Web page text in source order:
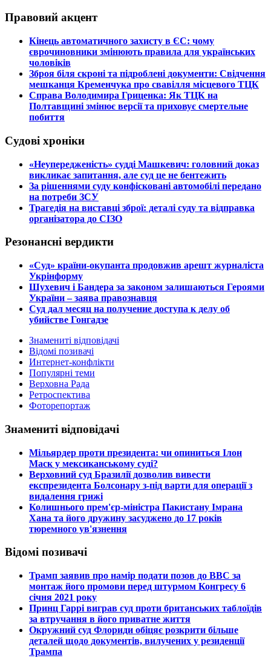
Правовий акцент
​Кінець автоматичного захисту в ЄС: чому
єврочиновники змінюють правила для українських
чоловіків
​Зброя біля скроні та підроблені документи: Свідчення
мешканця Кременчука про свавілля місцевого ТЦК
​Справа Володимира Гриценка: Як ТЦК на
Полтавщині змінює версії та приховує смертельне
побиття
Судові хроніки
​«Неупередженість» судді Машкевич: головний доказ
викликає запитання, але суд це не бентежить
​За рішеннями суду конфісковані автомобілі передано
на потреби ЗСУ
​Трагедія на виставці зброї: деталі суду та відправка
організатора до СІЗО
Резонансні вердикти
​«Суд» країни-окупанта продовжив арешт журналіста
Укрінформу
Шухевич і Бандера за законом залишаються Героями
України – заява правознавця
Суд дал месяц на получение доступа к делу об
убийстве Гонгадзе
Знамениті відповідачі
Відомі позивачі
Интернет-конфлікти
Популярні теми
Верховна Рада
Ретроспектива
Фоторепортаж
Знамениті відповідачі
​Мільярдер проти президента: чи опиниться Ілон
Маск у мексиканському суді?
​Верховний суд Бразилії дозволив вивести
експрезидента Болсонару з-під варти для операції з
видалення грижі
​Колишнього прем'єр-міністра Пакистану Імрана
Хана та його дружину засуджено до 17 років
тюремного ув'язнення
Відомі позивачі
​Трамп заявив про намір подати позов до ВВС за
монтаж його промови перед штурмом Конгресу 6
січня 2021 року
​Принц Гаррі виграв суд проти британських таблоїдів
за втручання в його приватне життя
​Окружний суд Флориди обіцяє розкрити більше
деталей щодо документів, вилучених у резиденції
Трампа